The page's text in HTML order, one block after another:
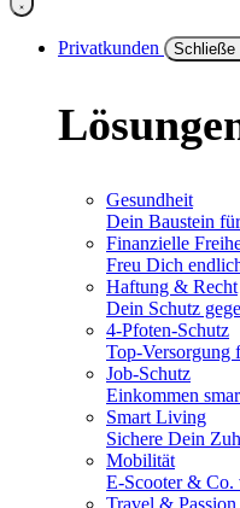
Privatkunden Schließe
Gesundheit
Dein Baustein
Finanzielle
Freu Dich
Haftung & Recht
Dein Schutz
4-Pfoten-Schutz
Top-Versorgung
Job-Schutz
Einkommen
Smart Living
Sichere Dein
Mobilität
E-Scooter & Co.
Travel & Passion